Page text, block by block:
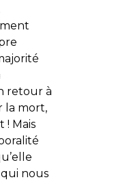
retour à
la mort,
! Mais
nous